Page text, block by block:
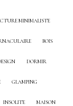
MINIMALISTE
BOIS
DORMIR
GLAMPING
INSOLITE MAISON